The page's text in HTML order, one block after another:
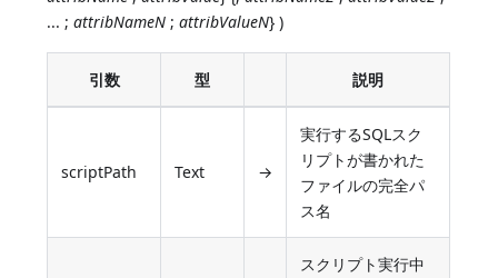
... ;attribNameN ;attribValueN} )
引数 型 説明
scriptPath Text →
実行するSQLスク
リプトが書かれた
ファイルの完全パ
ス名
スクリプト実行中